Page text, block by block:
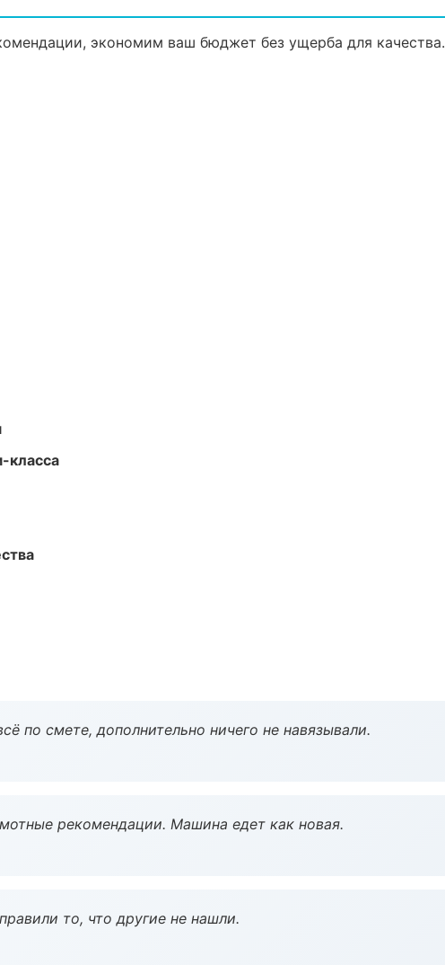
экономим ваш бюджет без ущерба для качества.
класса
по смете, дополнительно ничего не навязывали.
рекомендации. Машина едет как новая.
то, что другие не нашли.